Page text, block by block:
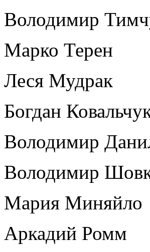
Володимир
Марко Терен
Леся Мудрак
Богдан
Володимир
Володимир
Мария Миняйло
Аркадий Ромм